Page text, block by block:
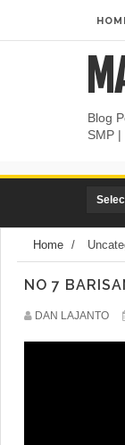
Blog
SMP |
Home /
NO 7
DAN LAJANTO